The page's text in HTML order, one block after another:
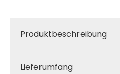
Produktbeschreibung
Lieferumfang